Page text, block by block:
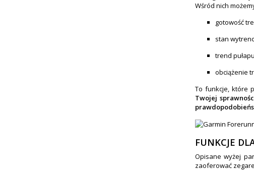
Wśród nich
gotowość
stan
trend
obciążenie
To funkcje, które
Twojej
FUNKCJE
Opisane wyżej
zaoferować